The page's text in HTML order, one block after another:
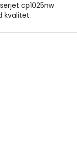
cp1025nw
kvalitet.